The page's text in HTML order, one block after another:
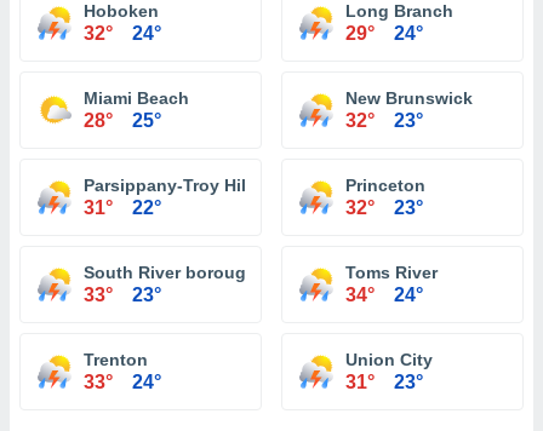
Hoboken
32° 24°
Long Branch
29° 24°
Miami Beach
28° 25°
New Brunswick
32° 23°
Parsippany-Troy Hills
31° 22°
Princeton
32° 23°
South River borough
33° 23°
Toms River
34° 24°
Trenton
33° 24°
Union City
31° 23°